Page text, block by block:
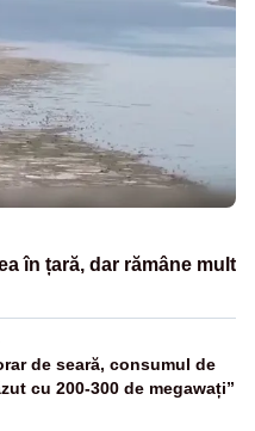
în țară, dar rămâne mult
de seară, consumul de
cu 200-300 de megawați”